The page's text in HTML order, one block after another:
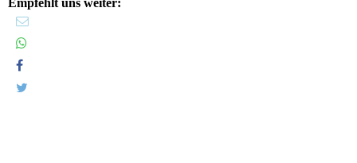
Empfehlt uns weiter: